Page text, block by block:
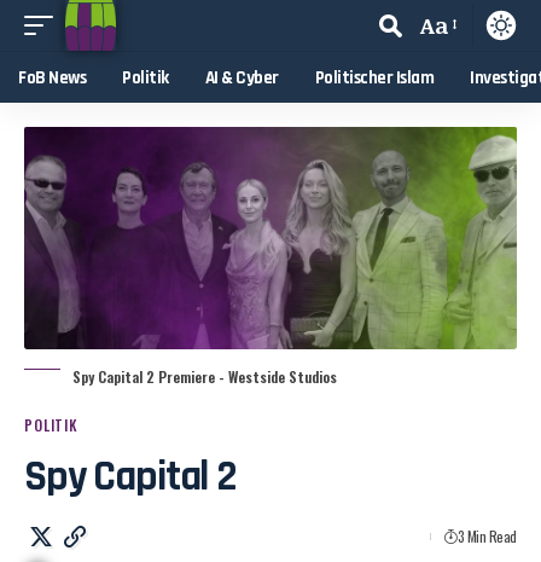
Aa
FoB News Politik AI & Cyber Politischer Islam
Spy Capital 2 Premiere - Westside Studios
POLITIK
Spy Capital 2
3 Min Read